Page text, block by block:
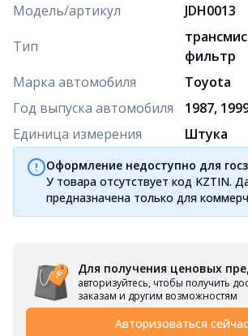
Модель/артикул
JDH0013
Тип
фильтр
Марка автомобиля
Toyota
Год выпуска автомобиля
1987,
Единица измерения
Штука
Оформление недоступно для
У товара отсутствует код KZTIN.
предназначена только для
Для получения ценовых
авторизуйтесь, чтобы получить
заказам и другим возможностям
Авторизоваться сейчас